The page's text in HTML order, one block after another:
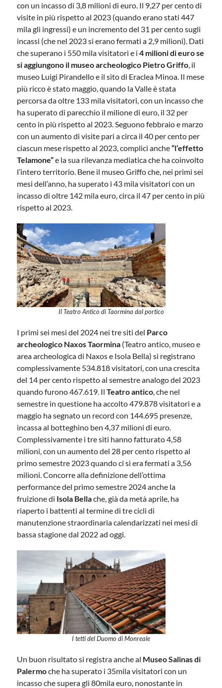
con un incasso di 3,8 milioni di euro. Il 9,27 per cento di
visite in più rispetto al 2023 (quando erano stati 447
mila gli ingressi) e un incremento del 31 per cento sugli
incassi (che nel 2023 si erano fermati a 2,9 milioni). Dati
che superano i 550 mila visitatori e i4 milioni di euro se
si aggiungono il museo archeologico Pietro Griffo, il
museo Luigi Pirandello e il sito di Eraclea Minoa. Il mese
più ricco è stato maggio, quando la Valle è stata
percorsa da oltre 133 mila visitatori, con un incasso che
ha superato di parecchio il milione di euro, il 32 per
cento in più rispetto al 2023. Seguono febbraio e marzo
con un aumento di visite pari a circa il 40 per cento per
ciascun mese rispetto al 2023, complici anche“l’effetto
Telamone”e la sua rilevanza mediatica che ha coinvolto
l’intero territorio. Bene il museo Griffo che, nei primi sei
mesi dell’anno, ha superato i 43 mila visitatori con un
incasso di oltre 142 mila euro, circa il 47 per cento in più
rispetto al 2023.
Il Teatro Antico di Taormina dal portico
I primi sei mesi del 2024 nei tre siti del Parco
archeologico Naxos Taormina (Teatro antico, museo e
area archeologica di Naxos e Isola Bella) si registrano
complessivamente 534.818 visitatori, con una crescita
del 14 per cento rispetto al semestre analogo del 2023
quando furono 467.619. IlTeatro antico, che nel
semestre in questione ha accolto 479.878 visitatori e a
maggio ha segnato un record con 144.695 presenze,
incassa al botteghino ben 4,37 milioni di euro.
Complessivamente i tre siti hanno fatturato 4,58
milioni, con un aumento del 28 per cento rispetto al
primo semestre 2023 quando ci si era fermati a 3,56
milioni. Concorre alla definizione dell’ottima
performance del primo semestre 2024 anche la
fruizione di Isola Bellache, già da metà aprile, ha
riaperto i battenti al termine di tre cicli di
manutenzione straordinaria calendarizzati nei mesi di
bassa stagione dal 2022 ad oggi.
I tetti del Duomo di Monreale
Un buon risultato si registra anche al Museo Salinas di
Palermoche ha superato i 35mila visitatori con un
incasso che supera gli 80mila euro, nonostante in